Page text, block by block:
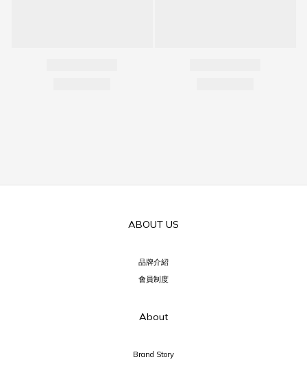
ABOUT US
品牌介紹
會員制度
About
Brand Story